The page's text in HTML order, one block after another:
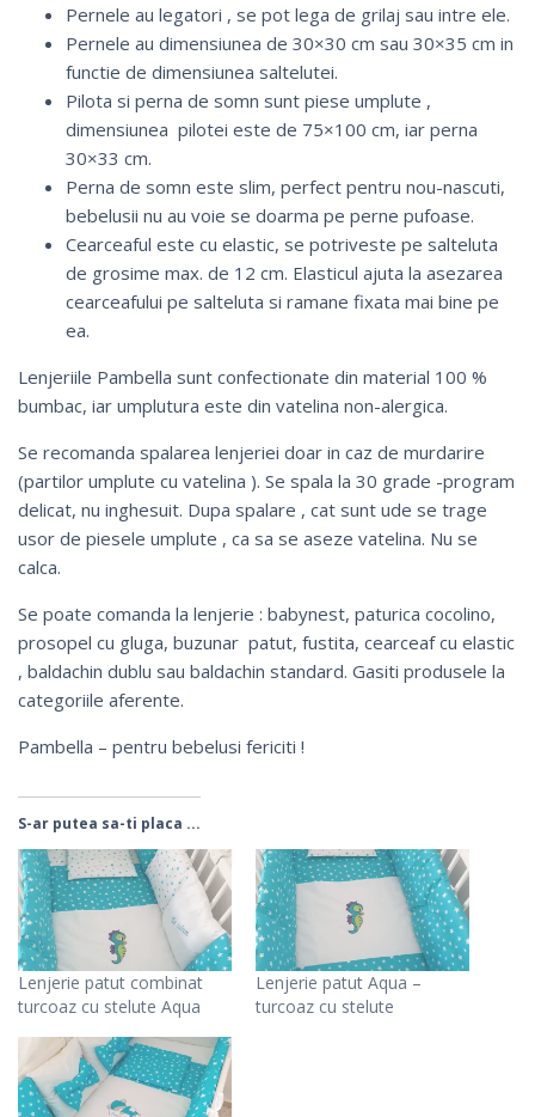
Pernele au legatori , se pot lega de grilaj sau intre ele.
Pernele au dimensiunea de 30×30 cm sau 30×35 cm in
functie de dimensiunea saltelutei.
Pilota si perna de somn sunt piese umplute ,
dimensiunea pilotei este de 75×100 cm, iar perna
30×33 cm.
Perna de somn este slim, perfect pentru nou-nascuti,
bebelusii nu au voie se doarma pe perne pufoase.
Cearceaful este cu elastic, se potriveste pe salteluta
de grosime max. de 12 cm. Elasticul ajuta la asezarea
cearceafului pe salteluta si ramane fixata mai bine pe
ea.
Lenjeriile Pambella sunt confectionate din material 100 %
bumbac, iar umplutura este din vatelina non-alergica.
Se recomanda spalarea lenjeriei doar in caz de murdarire
(partilor umplute cu vatelina ). Se spala la 30 grade -program
delicat, nu inghesuit. Dupa spalare , cat sunt ude se trage
usor de piesele umplute , ca sa se aseze vatelina. Nu se
calca.
Se poate comanda la lenjerie : babynest, paturica cocolino,
prosopel cu gluga, buzunar patut, fustita, cearceaf cu elastic
, baldachin dublu sau baldachin standard. Gasiti produsele la
categoriile aferente.
Pambella – pentru bebelusi fericiti !
S-ar putea sa-ti placa ...
Lenjerie patut combinat
turcoaz cu stelute Aqua
Lenjerie patut Aqua –
turcoaz cu stelute